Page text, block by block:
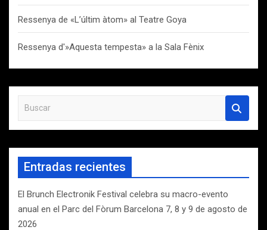
Ressenya de «L’últim àtom» al Teatre Goya
Ressenya d'»Aquesta tempesta» a la Sala Fènix
s
c
r
Entradas recientes
El Brunch Electronik Festival celebra su macro-evento
anual en el Parc del Fòrum Barcelona 7, 8 y 9 de agosto de
2026